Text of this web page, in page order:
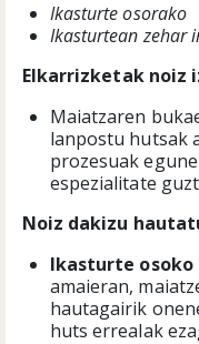
Ikasturte osorako
Ikasturtean zehar
Elkarrizketak noiz
Maiatzaren
lanpostu hutsak
prozesuak
espezialitate
Noiz dakizu
Ikasturte osoko
amaieran,
hautagairik
huts errealak